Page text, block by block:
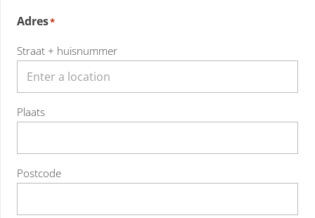
Adres*
Straat + huisnummer
Plaats
Postcode